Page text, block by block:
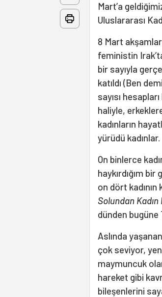
Mart’a
Uluslararası
8 Mart
feministin
bir sayıyla
katıldı (Ben
sayısı
haliyle,
kadınların
yürüdü kadınlar.
On binlerce
haykırdığım
on dört
Solundan
dünden bugüne
Aslında
çok seviyor,
maymuncuk
hareket gibi
bileşenlerini